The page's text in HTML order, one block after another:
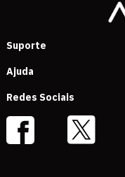
Suporte
Ajuda
Redes Sociais